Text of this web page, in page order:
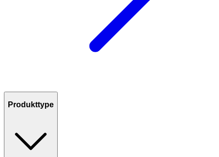
Produkttype